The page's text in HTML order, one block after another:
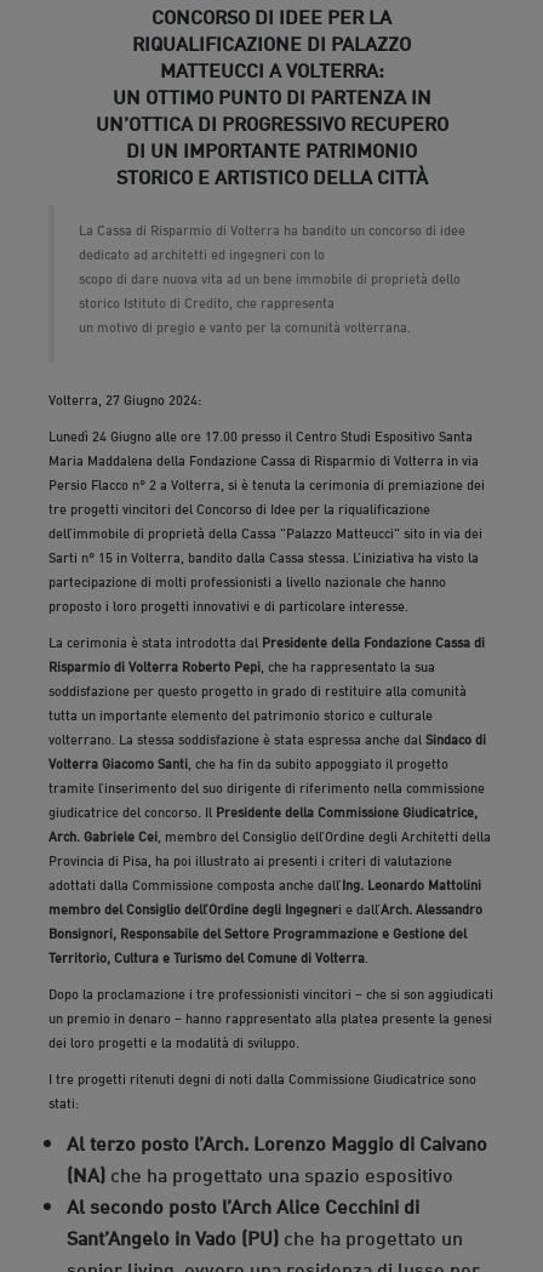
CONCORSO DI IDEE PER LA
RIQUALIFICAZIONE DI PALAZZO
MATTEUCCI A VOLTERRA:
UN OTTIMO PUNTO DI PARTENZA IN
UN’OTTICA DI PROGRESSIVO RECUPERO
DI UN IMPORTANTE PATRIMONIO
STORICO E ARTISTICO DELLA CITTÀ
27 Giu 2024
La Cassa di Risparmio di Volterra ha bandito un concorso di idee
dedicato ad architetti ed ingegneri con lo
scopo di dare nuova vita ad un bene immobile di proprietà dello
storico Istituto di Credito, che rappresenta
un motivo di pregio e vanto per la comunità volterrana.
Volterra, 27 Giugno 2024:
Lunedì 24 Giugno alle ore 17.00 presso il Centro Studi Espositivo Santa
Maria Maddalena della Fondazione Cassa di Risparmio di Volterra in via
Persio Flacco n° 2 a Volterra, si è tenuta la cerimonia di premiazione dei
tre progetti vincitori del Concorso di Idee per la riqualificazione
dell’immobile di proprietà della Cassa "Palazzo Matteucci" sito in via dei
Sarti n° 15 in Volterra, bandito dalla Cassa stessa. L’iniziativa ha visto la
partecipazione di molti professionisti a livello nazionale che hanno
proposto i loro progetti innovativi e di particolare interesse.
La cerimonia è stata introdotta dal Presidente della Fondazione Cassa di
Risparmio di Volterra Roberto Pepi , che ha rappresentato la sua
soddisfazione per questo progetto in grado di restituire alla comunità
tutta un importante elemento del patrimonio storico e culturale
volterrano. La stessa soddisfazione è stata espressa anche dal Sindaco di
Volterra Giacomo Santi , che ha fin da subito appoggiato il progetto
tramite l’inserimento del suo dirigente di riferimento nella commissione
giudicatrice del concorso. Il Presidente della Commissione Giudicatrice,
Arch. Gabriele Cei , membro del Consiglio dell’Ordine degli Architetti della
Provincia di Pisa, ha poi illustrato ai presenti i criteri di valutazione
adottati dalla Commissione composta anche dall’Ing. Leonardo Mattolini
membro del Consiglio dell’Ordine degli Ingegneri e dall’Arch. Alessandro
Bonsignori, Responsabile del Settore Programmazione e Gestione del
Territorio, Cultura e Turismo del Comune di Volterra
Dopo la proclamazione i tre professionisti vincitori – che si son aggiudicati
un premio in denaro – hanno rappresentato alla platea presente la genesi
dei loro progetti e la modalità di sviluppo.
I tre progetti ritenuti degni di noti dalla Commissione Giudicatrice sono
stati:
Al terzo posto l’Arch. Lorenzo Maggio di Caivano
(NA) che ha progettato una spazio espositivo
Al secondo posto l’Arch Alice Cecchini di
Sant’Angelo in Vado (PU) che ha progettato un